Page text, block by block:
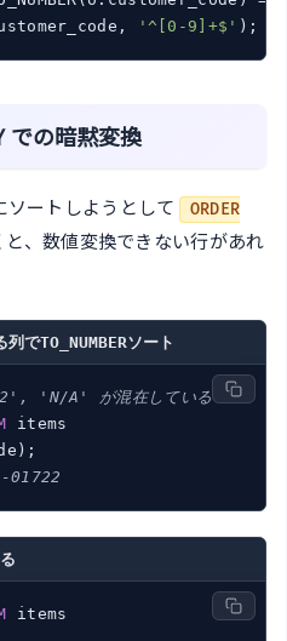
'^[0-9]+$'
での暗黙変換
ソートしようとして
ORDER
と、数値変換できない行があれ
でTO_NUMBERソート
'N/A' が混在している
01722